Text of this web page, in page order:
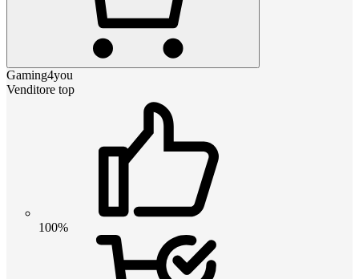
Gaming4you
Venditore top
100%